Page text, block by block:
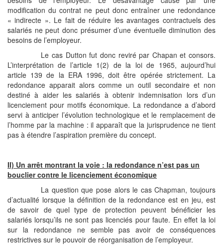
modification du contrat ne peut donc entraîner une redondance
« indirecte ». Le fait de réduire les avantages contractuels des
salariés ne peut donc présumer d’une éventuelle diminution des
besoins de l’employeur.
Le cas Dutton fut donc reviré par Chapan et consors.
L’interprétation de l’article 1(2) de la loi de 1965, aujourd’hui
article 139 de la ERA 1996, doit être opérée strictement. La
redondance apparait alors comme un outil secondaire et non
destiné à aider les salariés à obtenir indemnisation lors d’un
licenciement pour motifs économique. La redondance a d’abord
servi à anticiper l’évolution technologique et le remplacement de
l’homme par la machine : il apparaît que la jurisprudence ne tient
pas à étendre l’aspiration première du concept.
II) Un arrêt montrant la voie : la redondance n’est pas un
bouclier contre le licenciement économique
La question que pose alors le cas Chapman, toujours
d’actualité lorsque la définition de la redondance est en jeu, est
de savoir de quel type de protection peuvent bénéficier les
salariés lorsqu’ils ne sont pas licenciés pour faute. En effet la loi
sur la redondance ne semble pas avoir de conséquences
restrictives sur le pouvoir de réorganisation de l’employeur.